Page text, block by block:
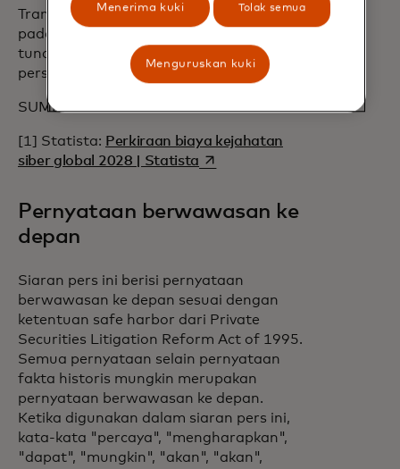
Transaksi yang diperkirakan akan selesai
pada kuartal pertama tahun 2025 ini
tunduk pada tinjauan peraturan dan
persyaratan penutupan lainnya.
SUMBER
[1] Statista: Perkiraan biaya kejahatan
siber global 2028 | Statista opens in a new tab
Pernyataan berwawasan ke
depan
Siaran pers ini berisi pernyataan
berwawasan ke depan sesuai dengan
ketentuan safe harbor dari Private
Securities Litigation Reform Act of 1995.
Semua pernyataan selain pernyataan
fakta historis mungkin merupakan
pernyataan berwawasan ke depan.
Ketika digunakan dalam siaran pers ini,
kata-kata "percaya", "mengharapkan",
"dapat", "mungkin", "akan", "akan",
Menerima kuki Tolak semua
Menguruskan kuki